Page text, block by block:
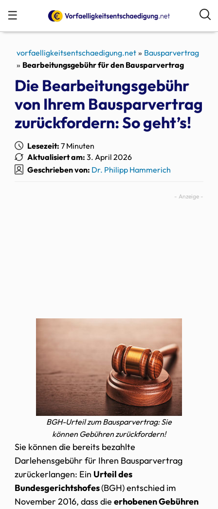
☰
vorfaelligkeitsentschaedigung.net
Bausparvertrag
Bearbeitungsgebühr für den Bausparvertrag
Die Bearbeitungsgebühr
von Ihrem Bausparvertrag
zurückfordern: So geht’s!
Lesezeit: 7 Minuten
Aktualisiert am: 3. April 2026
Geschrieben von: Dr. Philipp Hammerich
BGH-Urteil zum Bausparvertrag: Sie
können Gebühren zurückfordern!
Sie können die bereits bezahlte
Darlehensgebühr für Ihren Bausparvertrag
zurückerlangen: Ein Urteil des
Bundesgerichtshofes(BGH) entschied im
November 2016, dass die erhobenen Gebühren